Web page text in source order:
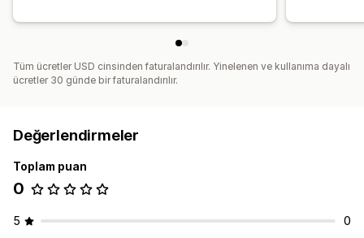
Tüm ücretler USD cinsinden faturalandırılır. Yinelenen ve kullanıma dayalı
ücretler 30 günde bir faturalandırılır.
Değerlendirmeler
Toplam puan
0
5
0